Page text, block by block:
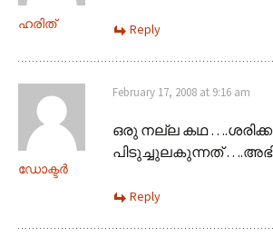
ഹരിത് Reply
ഡോക്ടര്‍
February 17, 2008 at 9:16 am
ഒരു നല്ല കഥ
പിടുച്ചുലകുന്നത്
Reply